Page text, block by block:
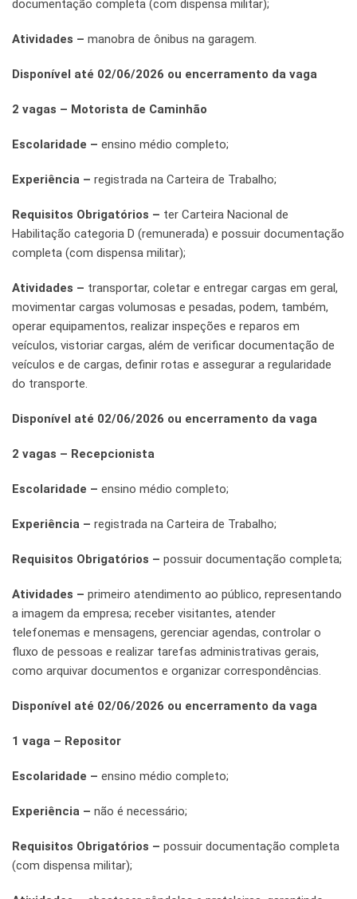
documentação completa (com dispensa militar);
Atividades – manobra de ônibus na garagem.
Disponível até 02/06/2026 ou encerramento da vaga
2 vagas – Motorista de Caminhão
Escolaridade – ensino médio completo;
Experiência – registrada na Carteira de Trabalho;
Requisitos Obrigatórios – ter Carteira Nacional de
Habilitação categoria D (remunerada) e possuir documentação
completa (com dispensa militar);
Atividades – transportar, coletar e entregar cargas em geral,
movimentar cargas volumosas e pesadas, podem, também,
operar equipamentos, realizar inspeções e reparos em
veículos, vistoriar cargas, além de verificar documentação de
veículos e de cargas, definir rotas e assegurar a regularidade
do transporte.
Disponível até 02/06/2026 ou encerramento da vaga
2 vagas – Recepcionista
Escolaridade – ensino médio completo;
Experiência – registrada na Carteira de Trabalho;
Requisitos Obrigatórios – possuir documentação completa;
Atividades – primeiro atendimento ao público, representando
a imagem da empresa; receber visitantes, atender
telefonemas e mensagens, gerenciar agendas, controlar o
fluxo de pessoas e realizar tarefas administrativas gerais,
como arquivar documentos e organizar correspondências.
Disponível até 02/06/2026 ou encerramento da vaga
1 vaga – Repositor
Escolaridade – ensino médio completo;
Experiência – não é necessário;
Requisitos Obrigatórios – possuir documentação completa
(com dispensa militar);